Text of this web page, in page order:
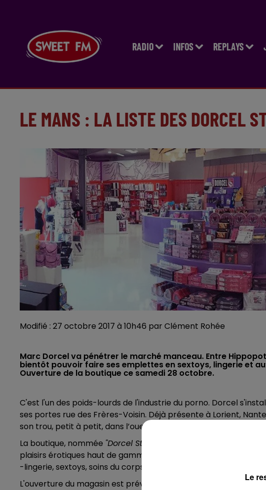
RADIO INFOS REPLAYS
LE MANS : LA LISTE DES DORCEL
Modifié : 27 octobre 2017 à 10h46 par Clément Rohée
Marc Dorcel va pénétrer le marché manceau. Entre
bientôt pouvoir faire ses emplettes en sextoys, lingerie et
Ouverture de la boutique ce samedi 28 octobre.
C'est l'un des poids-lourds de l'industrie du porno. Dorcel
ses portes rue des Frères-Voisin. Déjà présente à Lorient,
son trou, petit à petit, dans l’ouest, avec ce sixième
La boutique, nommée "Dorcel Store"
, propose un concept de
plaisirs érotiques haut de gamme. A l'intérieur, plus de 2 500
-lingerie, sextoys, soins du corps, jeux, accessoires...-.
L'ouverture du magasin est prévue pour ce samedi 28 octobre...
Le